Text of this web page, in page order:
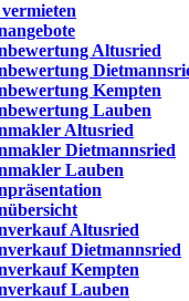
Altusried
Kempten
Lauben
Altusried
Dietmannsried
Lauben
Altusried
Dietmannsried
Kempten
Lauben